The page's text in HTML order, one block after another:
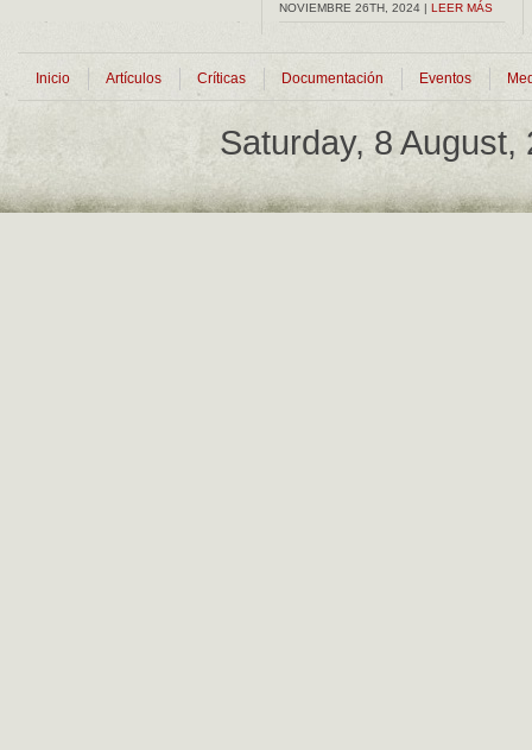
NOVIEMBRE 26TH, 2024 | LEER MÁS
Inicio Artículos Críticas Documentación Eventos
Saturday, 8